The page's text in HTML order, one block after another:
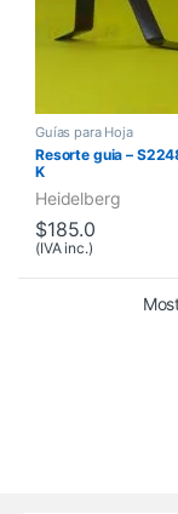
Guías para Hoja
Resorte guia –
K
Heidelberg
$185.0
(IVA inc.)